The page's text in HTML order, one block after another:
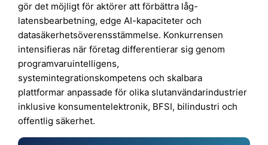
gör det möjligt för aktörer att förbättra låg-
latensbearbetning, edge AI-kapaciteter och
datasäkerhetsöverensstämmelse. Konkurrensen
intensifieras när företag differentierar sig genom
programvaruintelligens,
systemintegrationskompetens och skalbara
plattformar anpassade för olika slutanvändarindustrier
inklusive konsumentelektronik, BFSI, bilindustri och
offentlig säkerhet.